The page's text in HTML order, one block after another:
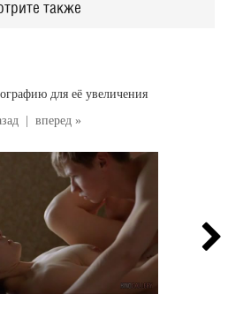
вперед »
для её увеличения
также